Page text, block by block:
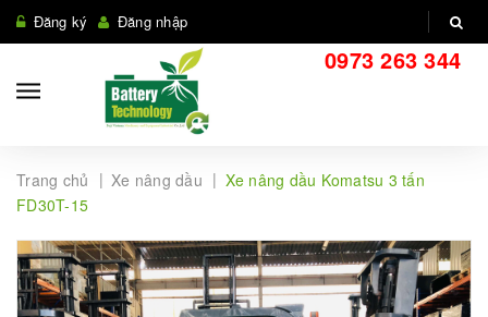
Đăng ký Đăng nhập
0973 263 344
Trang chủ | Xe nâng dầu | Xe nâng dầu Komatsu 3 tấn
FD30T-15